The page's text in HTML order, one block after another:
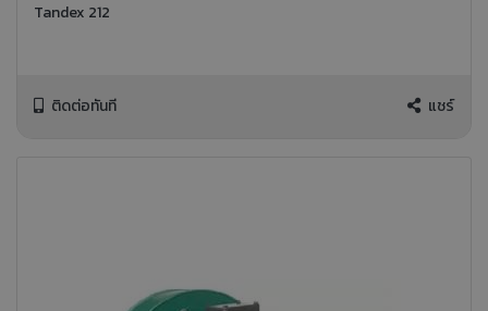
Tandex 212
ติดต่อทันที แชร์